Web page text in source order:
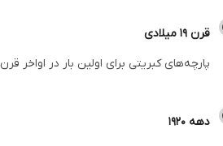
قرن 19 میلادی
پارچه‌های کبریتی برای اولین بار در اواخر قرن 19 میلادی در انگلستان تولید شدند و به دلیل استحکام و زیبایی، به سرعت محبوبیت پیدا کردند.
دهه 1920